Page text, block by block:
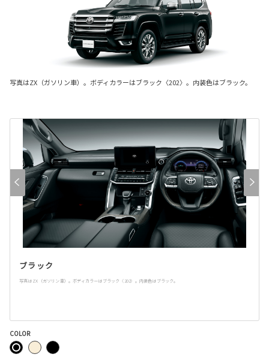
写真はZX（ガソリン車）。ボディカラーはブラック〈202〉。内装色はブラック。
ブラック
写真はZX（ガソリン車）。ボディカラーはブラック〈202〉。内装色はブラック。
COLOR